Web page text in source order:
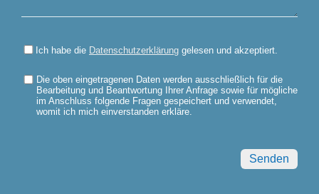
Ich habe die Datenschutzerklärung gelesen und akzeptiert.
Die oben eingetragenen Daten werden ausschließlich für die
Bearbeitung und Beantwortung Ihrer Anfrage sowie für mögliche
im Anschluss folgende Fragen gespeichert und verwendet,
womit ich mich einverstanden erkläre.